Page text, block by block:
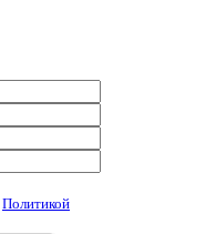
Политикой